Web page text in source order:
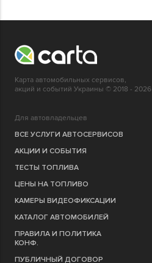
Карта автомобильных сервисов,
акций и событий Украины © 2018 - 2026
Для автовладельцев
ВСЕ УСЛУГИ АВТОСЕРВИСОВ
АКЦИИ И СОБЫТИЯ
ТЕСТЫ ТОПЛИВА
ЦЕНЫ НА ТОПЛИВО
КАМЕРЫ ВИДЕОФИКСАЦИИ
КАТАЛОГ АВТОМОБИЛЕЙ
ПРАВИЛА И ПОЛИТИКА
КОНФ.
ПУБЛИЧНЫЙ ДОГОВОР